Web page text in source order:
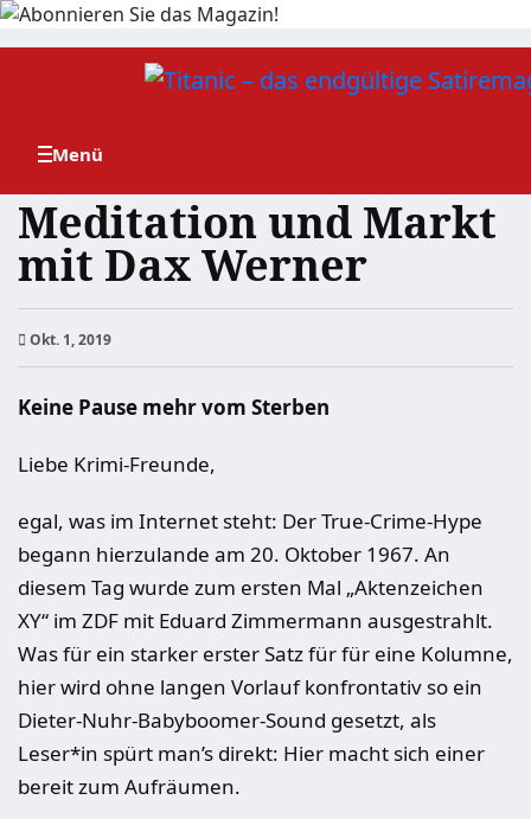
Zum
Meditation und Markt
mit Dax Werner
Okt. 1, 2019
Keine Pause mehr vom Sterben
Liebe Krimi-Freunde,
egal, was im Internet steht: Der True-Crime-Hype
begann hierzulande am 20. Oktober 1967. An
diesem Tag wurde zum ersten Mal „Aktenzeichen
XY“ im ZDF mit Eduard Zimmermann ausgestrahlt.
Was für ein starker erster Satz für für eine Kolumne,
hier wird ohne langen Vorlauf konfrontativ so ein
Dieter-Nuhr-Babyboomer-Sound gesetzt, als
Leser*in spürt man’s direkt: Hier macht sich einer
bereit zum Aufräumen.